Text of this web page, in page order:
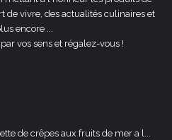
de vivre, des actualités culinaires et
encore ...
vos sens et régalez-vous !
de crêpes aux fruits de mer a l...